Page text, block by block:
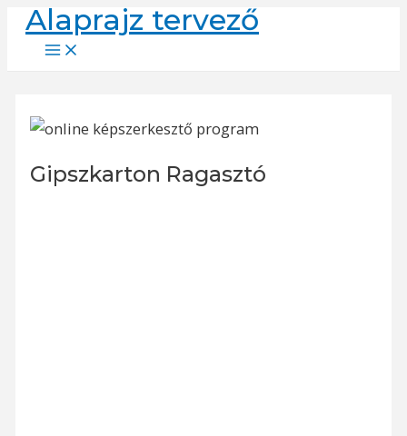
SkipAlaprajz tervező
Main
Menu
Gipszkarton Ragasztó